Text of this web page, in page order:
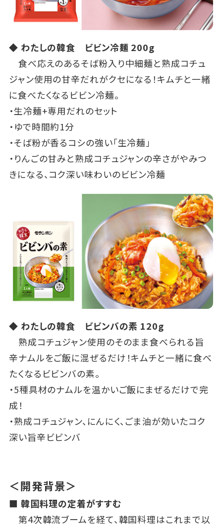
◆ わたしの韓食 ビビン冷麺 200g
食べ応えのあるそば粉入り中細麺と熟成コチュ
ジャン使用の甘辛だれがクセになる！キムチと一緒
に食べたくなるビビン冷麺。
・生冷麺+専用だれのセット
・ゆで時間約1分
・そば粉が香るコシの強い「生冷麺」
・りんごの甘みと熟成コチュジャンの辛さがやみつ
きになる、コク深い味わいのビビン冷麺
◆ わたしの韓食 ビビンバの素 120g
熟成コチュジャン使用のそのまま食べられる旨
辛ナムルをご飯に混ぜるだけ！キムチと一緒に食べ
たくなるビビンバの素。
・5種具材のナムルを温かいご飯にまぜるだけで完
成！
・熟成コチュジャン、にんにく、ごま油が効いたコク
深い旨辛ビビンバ
＜開発背景＞
■ 韓国料理の定着がすすむ
第4次韓流ブームを経て、韓国料理はこれまで以